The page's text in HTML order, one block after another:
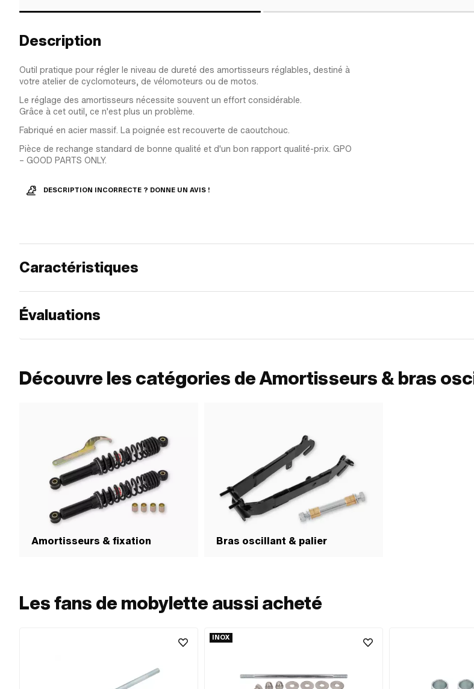
Description
Outil pratique pour régler le niveau de dureté des amortisseurs réglables, destiné à
votre atelier de cyclomoteurs, de vélomoteurs ou de motos.
Le réglage des amortisseurs nécessite souvent un effort considérable.
Grâce à cet outil, ce n'est plus un problème.
Fabriqué en acier massif. La poignée est recouverte de caoutchouc.
Pièce de rechange standard de bonne qualité et d'un bon rapport qualité-prix. GPO
– GOOD PARTS ONLY.
DESCRIPTION INCORRECTE ? DONNE UN AVIS !
Caractéristiques
Évaluations
Découvre les catégories de Amortisseurs & bras
Amortisseurs & fixation Bras oscillant & palier
Les fans de mobylette aussi acheté
INOX